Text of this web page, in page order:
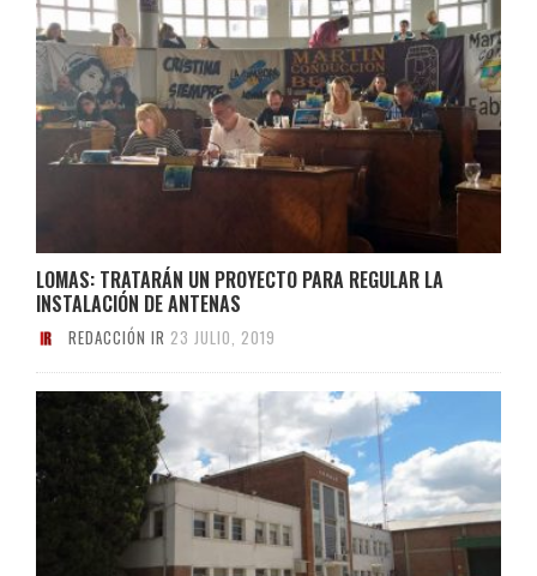
LOMAS: TRATARÁN UN PROYECTO PARA REGULAR LA
INSTALACIÓN DE ANTENAS
REDACCIÓN IR 23 JULIO, 2019